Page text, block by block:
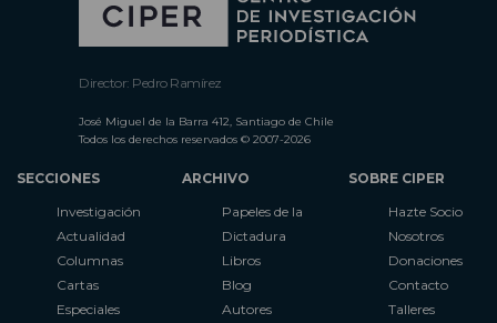
Director: Pedro Ramírez
José Miguel de la Barra 412, Santiago de Chile
Todos los derechos reservados © 2007-2026
SECCIONES
Investigación
Actualidad
Columnas
Cartas
Especiales
ARCHIVO
Papeles de la
Dictadura
Libros
Blog
Autores
SOBRE CIPER
Hazte Socio
Nosotros
Donaciones
Contacto
Talleres